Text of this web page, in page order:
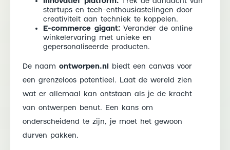
startups en tech-enthousiastelingen door
creativiteit aan techniek te koppelen.
E-commerce gigant: Verander de online
winkelervaring met unieke en
gepersonaliseerde producten.
De naam ontworpen.nl
biedt een canvas voor
een grenzeloos potentieel. Laat de wereld zien
wat er allemaal kan ontstaan als je de kracht
van ontwerpen benut. Een kans om
onderscheidend te zijn, je moet het gewoon
durven pakken.